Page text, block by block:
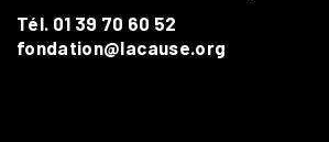
Tél. 01 39 70 60 52
fondation@lacause.org